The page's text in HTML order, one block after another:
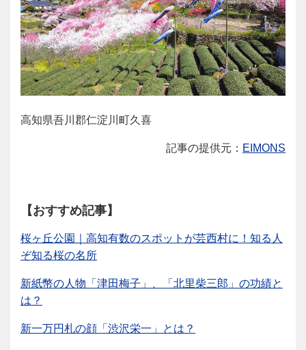
高知県吾川郡仁淀川町久喜
記事の提供元： EIMONS
【おすすめ記事】
桜ヶ丘公園｜高知有数のスポットが芸西村に！知る人
ぞ知る桜の名所
新紙幣の人物「津田梅子」、「北里柴三郎」の功績と
は？
新一万円札の顔「渋沢栄一」とは？